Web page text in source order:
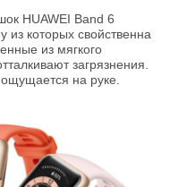
HUAWEI Band 6
из которых свойственна
из мягкого
загрязнения.
на руке.